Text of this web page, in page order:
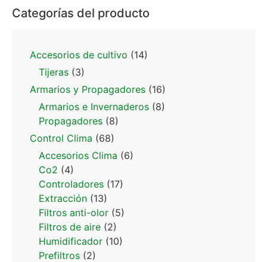
Categorías del producto
Accesorios de cultivo (14)
Tijeras (3)
Armarios y Propagadores (16)
Armarios e Invernaderos (8)
Propagadores (8)
Control Clima (68)
Accesorios Clima (6)
Co2 (4)
Controladores (17)
Extracción (13)
Filtros anti-olor (5)
Filtros de aire (2)
Humidificador (10)
Prefiltros (2)